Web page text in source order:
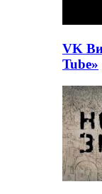
VK
Tube»